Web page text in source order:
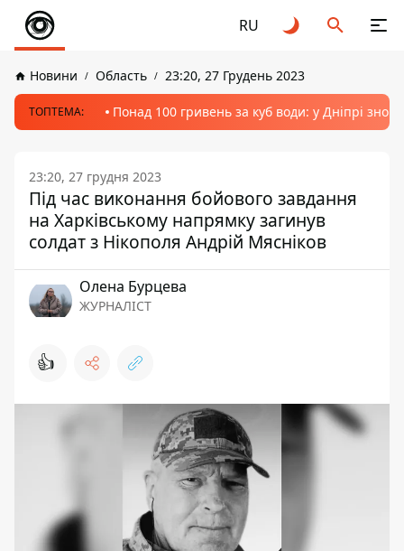
RU
Новини Область 23:20, 27 Грудень 2023
ТОПТЕМА: Понад 100 гривень за куб води: у Дніпрі
23:20, 27 грудня 2023
Під час виконання бойового завдання
на Харківському напрямку загинув
солдат з Нікополя Андрій Мясніков
Олена Бурцева
ЖУРНАЛІСТ
👍